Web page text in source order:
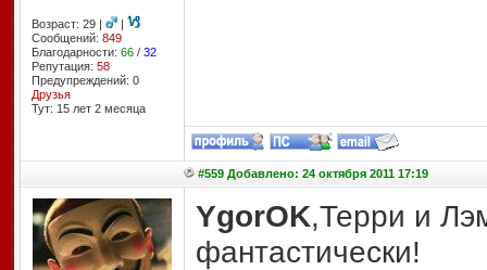
Возраст: 29 |
|
Сообщений: 849
Благодарности: 66/ 32
Репутация: 58
Предупреждений: 0
Друзья
Тут: 15 лет 2 месяцa
#559 Добавлено: 24 октября 2011 17:19
YgorOK,Терри и
фантастически!